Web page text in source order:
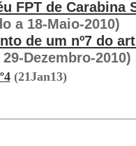
FPT de Carabina
a 18-Maio-2010)
de um nº7 do
Dezembro-2010)
(21Jan13)